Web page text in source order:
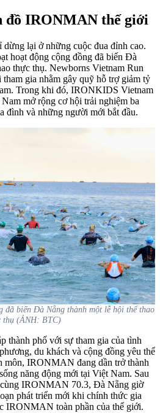
đồ IRONMAN thế giới
lại ở những cuộc đua đỉnh cao.
hoạt động cộng đồng đã biến Đà
thực thụ. Newborns Vietnam Run
gia nhằm gây quỹ hỗ trợ giảm tỷ
Trong khi đó, IRONKIDS Vietnam
mở rộng cơ hội trải nghiệm ba
đình và những người mới bắt đầu.
đã biến Đà Nẵng thành một lễ hội thể thao
thụ (ẢNH: BTC)
thành phố với sự tham gia của tình
du khách và cộng đồng yêu thể
môn, IRONMAN đang dần trở thành
năng động mới tại Việt Nam. Sau
IRONMAN 70.3, Đà Nẵng giờ
phát triển mới khi chính thức gia
IRONMAN toàn phần của thế giới.